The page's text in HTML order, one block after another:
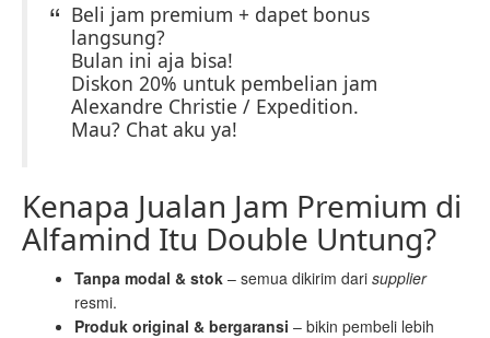
Beli jam premium + dapet bonus
langsung?
Bulan ini aja bisa!
Diskon 20% untuk pembelian jam
Alexandre Christie / Expedition.
Mau? Chat aku ya!
Kenapa Jualan Jam Premium di
Alfamind Itu Double Untung?
Tanpa modal & stok – semua dikirim dari supplier
resmi.
Produk original & bergaransi – bikin pembeli lebih